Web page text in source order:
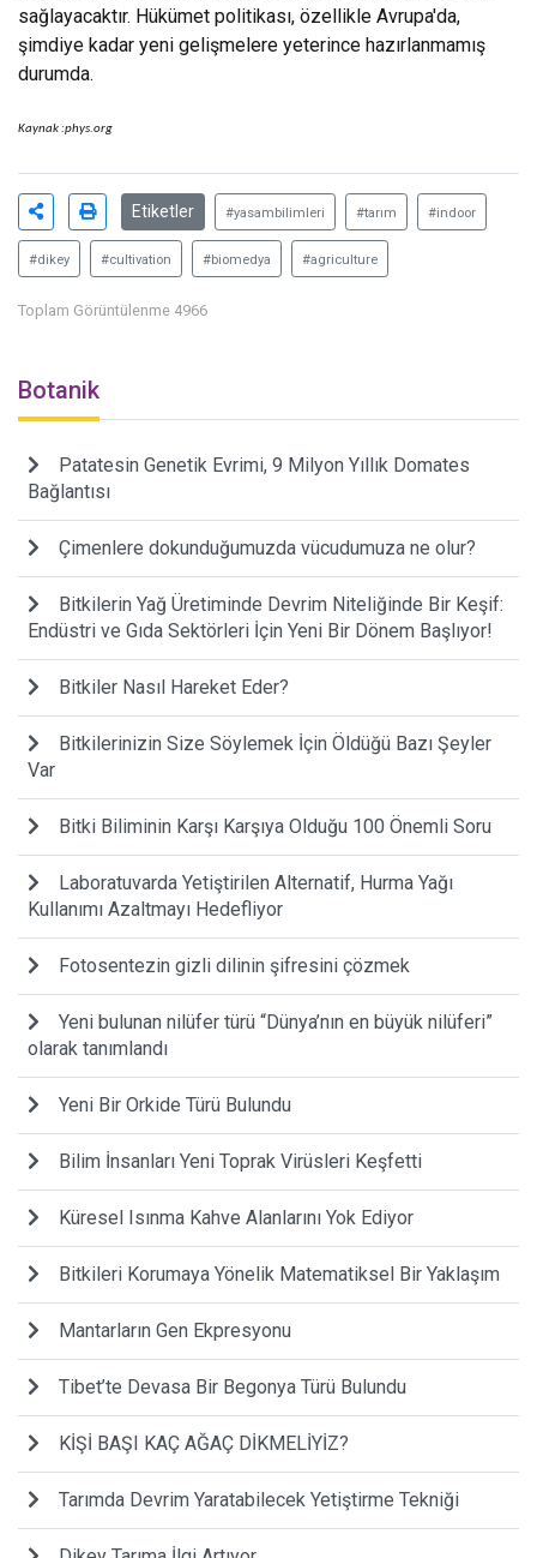
sağlayacaktır. Hükümet politikası, özellikle Avrupa'da,
şimdiye kadar yeni gelişmelere yeterince hazırlanmamış
durumda.
Kaynak :phys.org
Etiketler #yasambilimleri #tarım #indoor
#dikey #cultivation #biomedya #agriculture
Toplam Görüntülenme 4966
Botanik
Patatesin Genetik Evrimi, 9 Milyon Yıllık Domates
Bağlantısı
Çimenlere dokunduğumuzda vücudumuza ne olur?
Bitkilerin Yağ Üretiminde Devrim Niteliğinde Bir Keşif:
Endüstri ve Gıda Sektörleri İçin Yeni Bir Dönem Başlıyor!
Bitkiler Nasıl Hareket Eder?
Bitkilerinizin Size Söylemek İçin Öldüğü Bazı Şeyler
Var
Bitki Biliminin Karşı Karşıya Olduğu 100 Önemli Soru
Laboratuvarda Yetiştirilen Alternatif, Hurma Yağı
Kullanımı Azaltmayı Hedefliyor
Fotosentezin gizli dilinin şifresini çözmek
Yeni bulunan nilüfer türü “Dünya’nın en büyük nilüferi”
olarak tanımlandı
Yeni Bir Orkide Türü Bulundu
Bilim İnsanları Yeni Toprak Virüsleri Keşfetti
Küresel Isınma Kahve Alanlarını Yok Ediyor
Bitkileri Korumaya Yönelik Matematiksel Bir Yaklaşım
Mantarların Gen Ekpresyonu
Tibet’te Devasa Bir Begonya Türü Bulundu
KİŞİ BAŞI KAÇ AĞAÇ DİKMELİYİZ?
Tarımda Devrim Yaratabilecek Yetiştirme Tekniği